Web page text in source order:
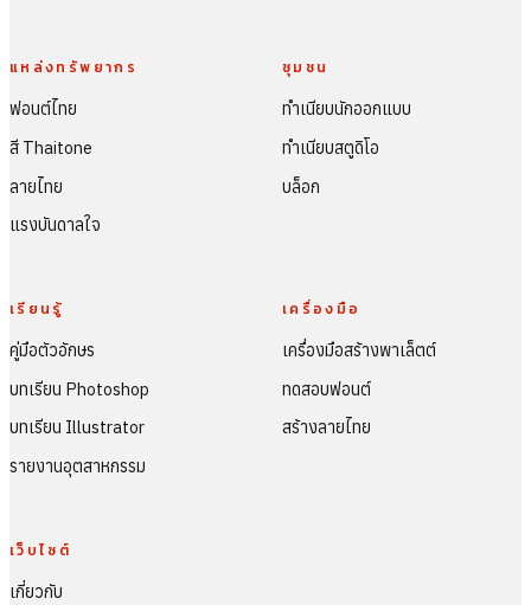
แหล่งทรัพยากร
ฟอนต์ไทย
สี Thaitone
ลายไทย
แรงบันดาลใจ
ชุมชน
ทำเนียบนักออกแบบ
ทำเนียบสตูดิโอ
บล็อก
เรียนรู้
คู่มือตัวอักษร
บทเรียน Photoshop
บทเรียน Illustrator
รายงานอุตสาหกรรม
เครื่องมือ
เครื่องมือสร้างพาเล็ตต์
ทดสอบฟอนต์
สร้างลายไทย
เว็บไซต์
เกี่ยวกับ